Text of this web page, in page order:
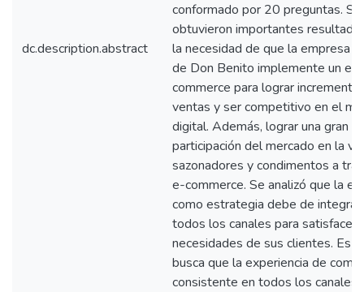
dc.description.abstract
conformado por 20 preguntas. Se
obtuvieron importantes
la necesidad de que la empresa
de Don Benito implemente un e-
commerce para lograr
ventas y ser competitivo en el
digital. Además, lograr una gran
participación del mercado en la
sazonadores y condimentos a
e-commerce. Se analizó que la
como estrategia debe de integrar
todos los canales para satisfacer
necesidades de sus clientes. Es
busca que la experiencia de
consistente en todos los canales